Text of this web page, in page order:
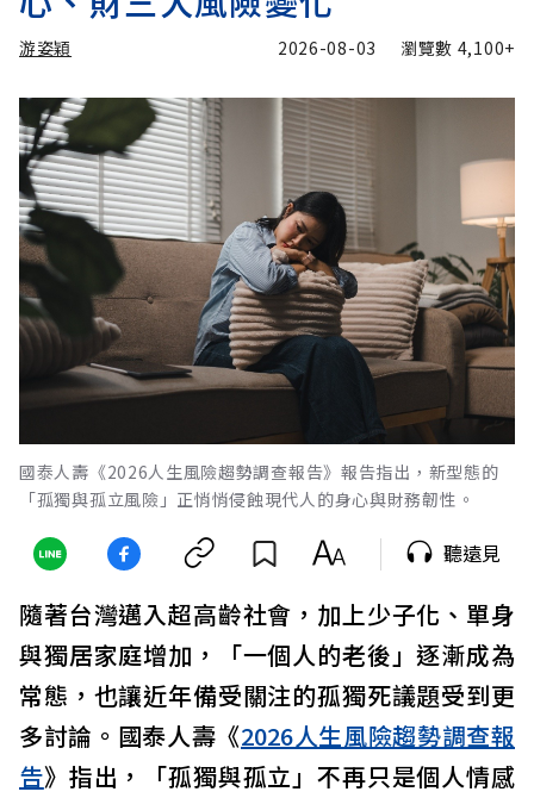
游姿穎 2026-08-03 瀏覽數 4,100+
國泰人壽《2026人生風險趨勢調查報告》報告指出，新型態的
「孤獨與孤立風險」正悄悄侵蝕現代人的身心與財務韌性。
聽遠見
隨著台灣邁入超高齡社會，加上少子化、單身
與獨居家庭增加，「一個人的老後」逐漸成為
常態，也讓近年備受關注的孤獨死議題受到更
多討論。國泰人壽《2026人生風險趨勢調查報
告》指出，「孤獨與孤立」不再只是個人情感